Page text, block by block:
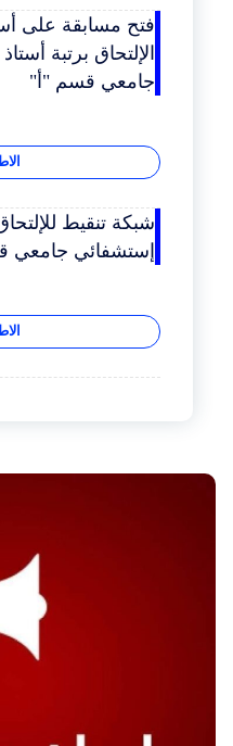
فتح مسابقة على
الإلتحاق برتبة
جامعي قسم "أ"
شبكة تنقيط
إستشفائي جامعي